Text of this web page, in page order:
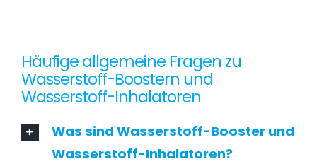
Häufige allgemeine Fragen zu
Wasserstoff-Boostern und
Wasserstoff-Inhalatoren
Was sind Wasserstoff-Booster und
Wasserstoff-Inhalatoren?